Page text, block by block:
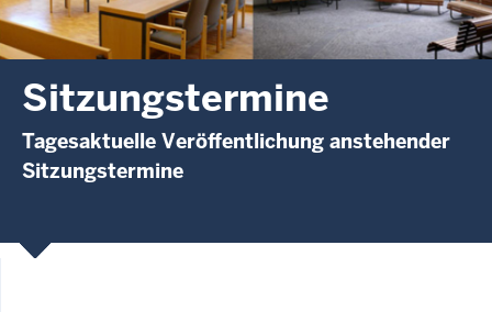
Sitzungstermine
Tagesaktuelle Veröffentlichung anstehender
Sitzungstermine